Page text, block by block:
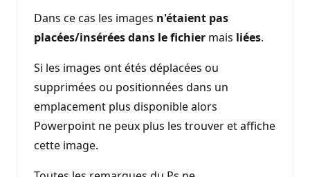
t
s
d
e
é
p
u
a
i
n
Dans ce cas les images n'étaient pas
placées/insérées dans le fichier mais liées.
Si les images ont étés déplacées ou
supprimées ou positionnées dans un
emplacement plus disponible alors
Powerpoint ne peux plus les trouver et affiche
cette image.